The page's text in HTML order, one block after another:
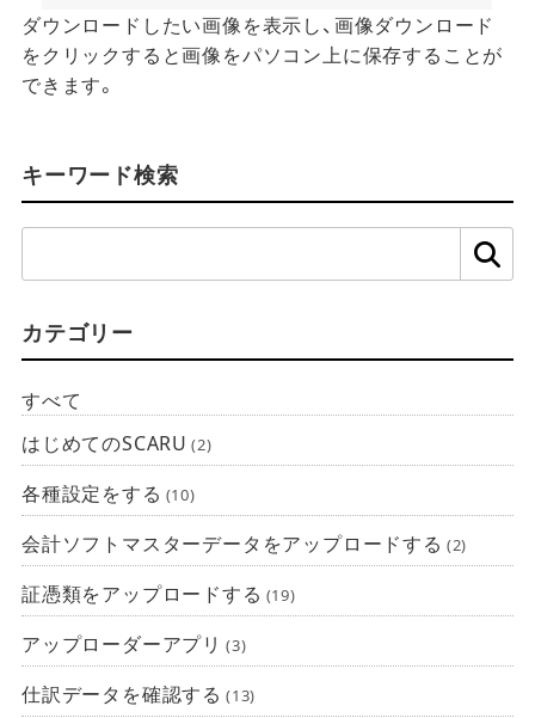
ダウンロードしたい画像を表示し、画像ダウンロード
をクリックすると画像をパソコン上に保存することが
できます。
キーワード検索
カテゴリー
すべて
はじめてのSCARU (2)
各種設定をする (10)
会計ソフトマスターデータをアップロードする (2)
証憑類をアップロードする (19)
アップローダーアプリ (3)
仕訳データを確認する (13)